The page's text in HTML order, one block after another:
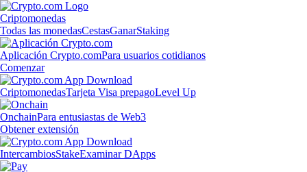
Criptomonedas
Todas las monedasCestasGanarStaking
Aplicación Crypto.comPara usuarios cotidianos
Comenzar
CriptomonedasTarjeta Visa prepagoLevel Up
OnchainPara entusiastas de Web3
Obtener extensión
IntercambiosStakeExaminar DApps